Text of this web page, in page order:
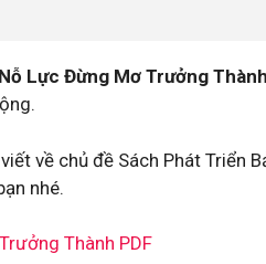
Lực Đừng Mơ Trưởng Thành
về chủ đề Sách Phát Triển
nhé.
Thành PDF